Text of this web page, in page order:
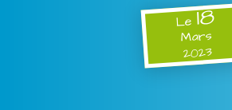
Le18
Mars
2023